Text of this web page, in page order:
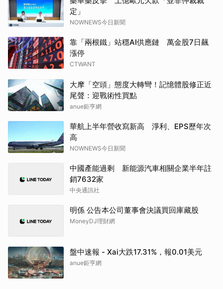
定」
NOWNEWS今日新聞
靠「兩根鐵」站穩AI供應鏈 萬金股7日飆
漲停
CTWANT
大摩「空頭」態度大轉彎！記憶體股修正近
尾聲：迎戰術性買點
anue鉅亨網
華航上半年營收寫新高 淨利、EPS歷年次
高
NOWNEWS今日新聞
中國產能過剩 新能源汽車相關企業半年註
銷7632家
中央通訊社
明係 公告本公司董事會決議買回庫藏股
MoneyDJ理財網
盤中速報 - Xai大跌17.31%，報0.01美元
anue鉅亨網